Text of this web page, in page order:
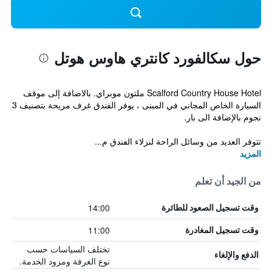
حول سكالفورد كانتري هاوس هوتل
Scalford Country House Hotel ملتون موبراي. بالاضافة إلى موقف
السيارة الخاص المجاني في المبنى ، يوفر الفندق غرف مريحة بتصنيف 3
نجوم بالإضافة الى بار.
تتوفر العديد من وسائل الراحة لنزلاء الفندق م...
المزيد
من الجيد أن تعلم
وقت تسجيل الصعود للطائرة 14:00
وقت تسجيل المغادرة 11:00
الدفع والإلغاء
تختلف السياسات حسب
نوع الغرفة ومزود الخدمة.